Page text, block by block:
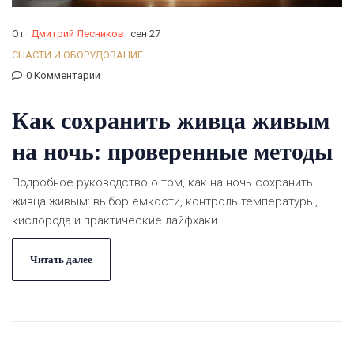
От Дмитрий Лесников сен 27
СНАСТИ И ОБОРУДОВАНИЕ
0 Комментарии
Как сохранить живца живым
на ночь: проверенные методы
Подробное руководство о том, как на ночь сохранить
живца живым: выбор ёмкости, контроль температуры,
кислорода и практические лайфхаки.
Читать далее